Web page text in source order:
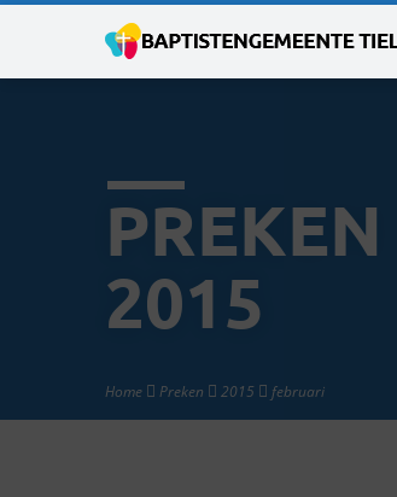
2015
Home Preken 2015 februari